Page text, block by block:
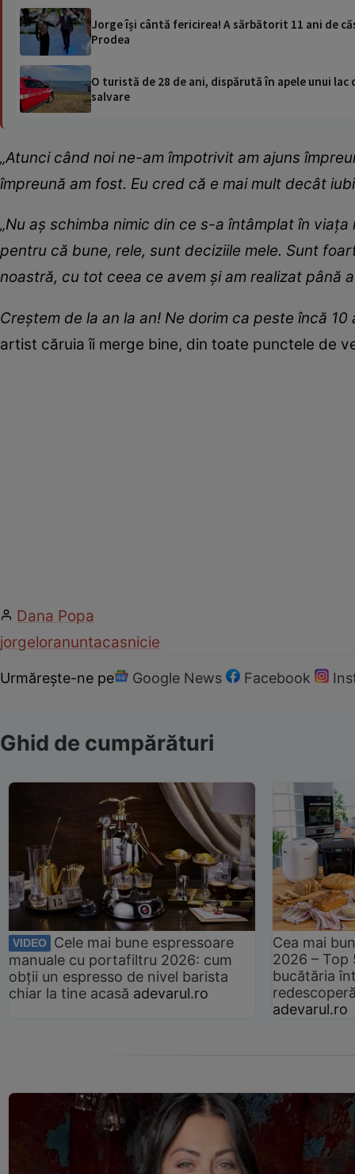
Jorge își cântă fericirea! A sărbătorit 11 ani de
Prodea
O turistă de 28 de ani, dispărută în apele unui
salvare
„Atunci când noi ne-am împotrivit am ajuns
împreună am fost. Eu cred că e mai mult decât
„Nu aș schimba nimic din ce s-a întâmplat în
pentru că bune, rele, sunt deciziile mele. Sunt
noastră, cu tot ceea ce avem și am realizat până
Creștem de la an la an! Ne dorim ca peste încă 10
artist căruia îi merge bine, din toate punctele de
Dana Popa
jorgeloranuntacasnicie
Urmărește-ne pe Google News Facebook
Ghid de cumpărături
VIDEO
Cele mai bune espressoare
manuale cu portafiltru 2026: cum
obții un espresso de nivel barista
chiar la tine acasă adevarul.ro
Cea mai
2026 –
bucătăria
adevarul.ro